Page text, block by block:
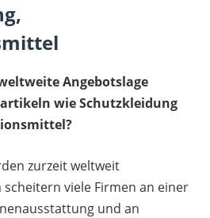
Angebotslage
wie Schutzkleidung
zurzeit weltweit
scheitern viele Firmen an einer
und an